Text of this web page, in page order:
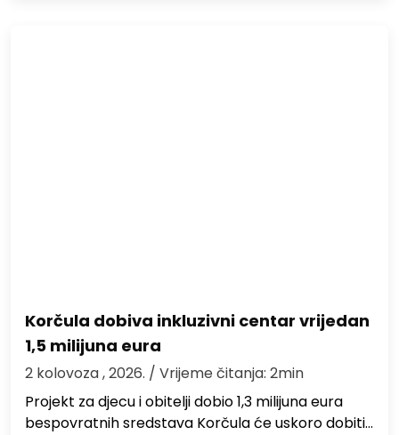
Korčula dobiva inkluzivni centar vrijedan
1,5 milijuna eura
2 kolovoza , 2026. / Vrijeme čitanja: 2min
Projekt za djecu i obitelji dobio 1,3 milijuna eura
bespovratnih sredstava Korčula će uskoro dobiti…